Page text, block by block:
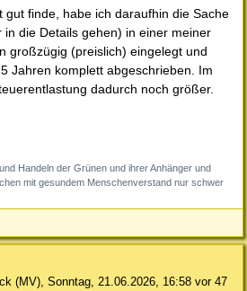
gut finde, habe ich daraufhin die Sache
in die Details gehen) in einer meiner
großzügig (preislich) eingelegt und
Jahren komplett abgeschrieben. Im
dadurch noch größer.
Handeln der Grünen und ihrer Anhänger und
mit gesundem Menschenverstand nur schwer
(MV), Sonntag, 21.06.2026, 16:58 vor 47